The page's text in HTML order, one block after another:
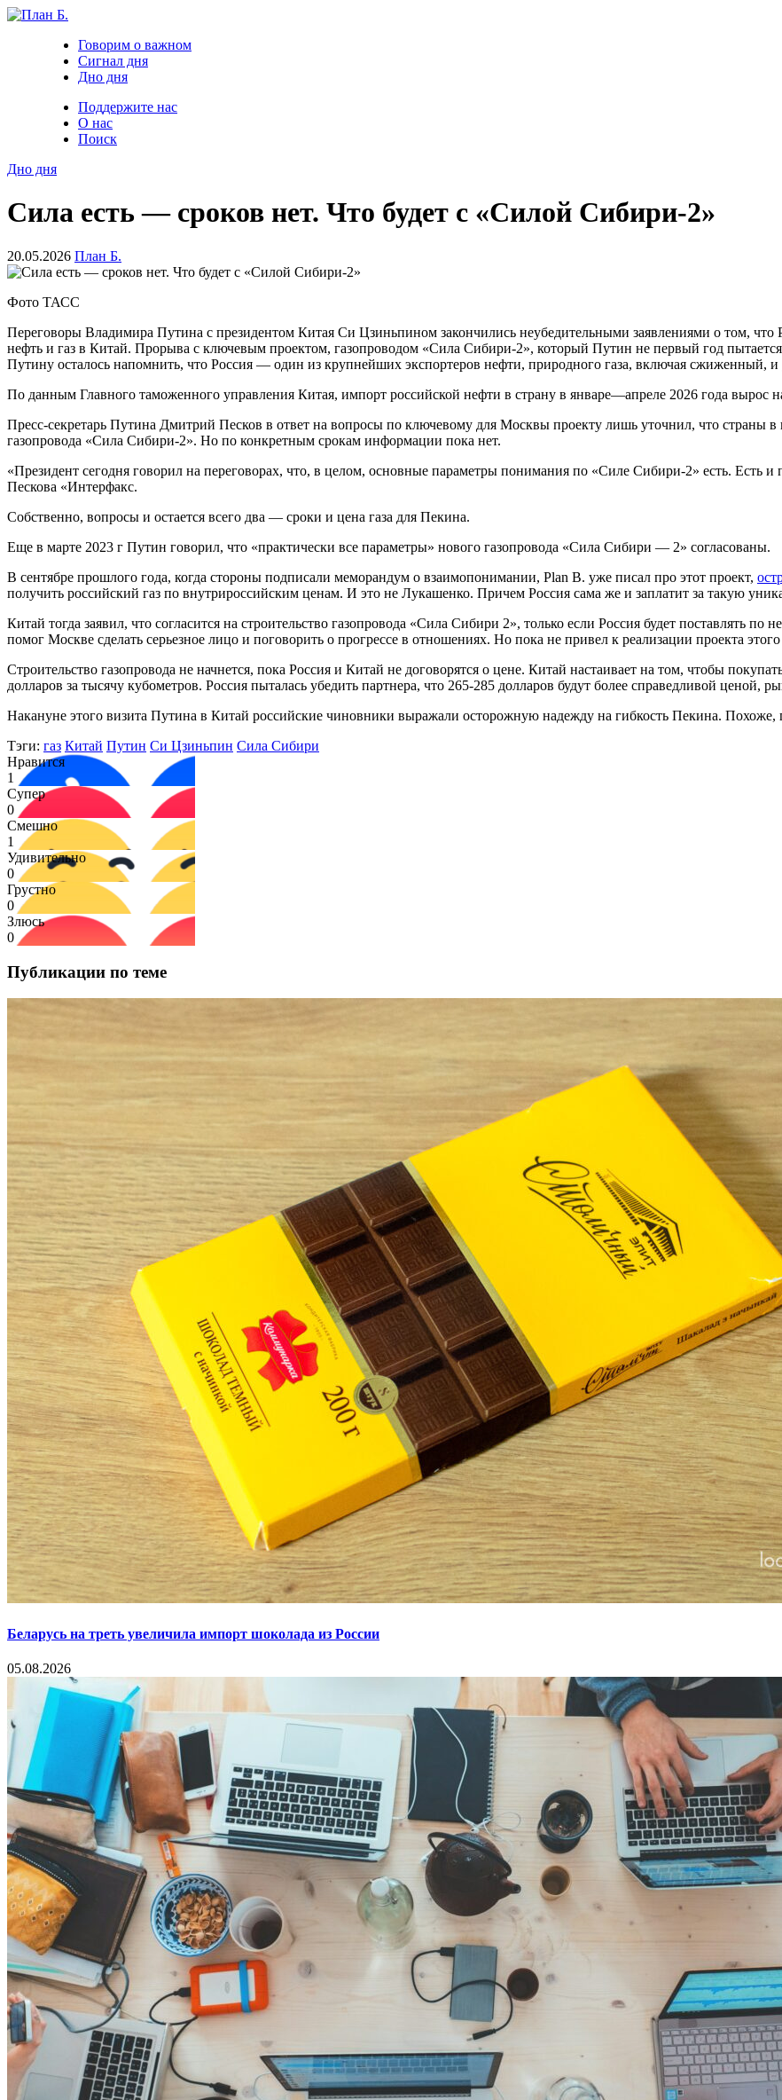
Говорим о важном
Сигнал дня
Дно дня
Поддержите нас
О нас
Поиск
Дно дня
Сила есть — сроков нет. Что будет с «Силой Сибири-2»
20.05.2026 План Б.
Фото ТАСС
Переговоры Владимира Путина с президентом Китая Си Цзиньпином закончились неубедительными заявлениями о том, что
нефть и газ в Китай. Прорыва с ключевым проектом, газопроводом «Сила Сибири-2», который Путин не первый год
Путину осталось напомнить, что Россия — один из крупнейших экспортеров нефти, природного газа, включая сжиженный, и
По данным Главного таможенного управления Китая, импорт российской нефти в страну в январе—апреле 2026 года вырос
Пресс-секретарь Путина Дмитрий Песков в ответ на вопросы по ключевому для Москвы проекту лишь уточнил, что страны в
газопровода «Сила Сибири-2». Но по конкретным срокам информации пока нет.
«Президент сегодня говорил на переговорах, что, в целом, основные параметры понимания по «Силе Сибири-2» есть. Есть
Пескова «Интерфакс.
Собственно, вопросы и остается всего два — сроки и цена газа для Пекина.
Еще в марте 2023 г Путин говорил, что «практически все параметры» нового газопровода «Сила Сибири — 2» согласованы.
В сентябре прошлого года, когда стороны подписали меморандум о взаимопонимании, Plan B. уже писал про этот проект,
получить российский газ по внутрироссийским ценам. И это не Лукашенко. Причем Россия сама же и заплатит за такую
Китай тогда заявил, что согласится на строительство газопровода «Сила Сибири 2», только если Россия будет поставлять
помог Москве сделать серьезное лицо и поговорить о прогрессе в отношениях. Но пока не привел к реализации проекта этого
Строительство газопровода не начнется, пока Россия и Китай не договорятся о цене. Китай настаивает на том, чтобы
долларов за тысячу кубометров. Россия пыталась убедить партнера, что 265-285 долларов будут более справедливой ценой,
Накануне этого визита Путина в Китай российские чиновники выражали осторожную надежду на гибкость Пекина. Похоже,
Тэги: газ Китай Путин Си Цзиньпин Сила Сибири
Нравится
1
Супер
0
Смешно
1
Удивительно
0
Грустно
0
Злюсь
0
Публикации по теме
Беларусь на треть увеличила импорт шоколада из России
05.08.2026